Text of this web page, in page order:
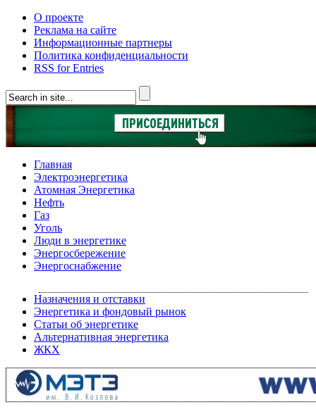
О проекте
Реклама на сайте
Информационные партнеры
Политика конфиденциальности
RSS for Entries
Главная
Электроэнергетика
Атомная Энергетика
Нефть
Газ
Уголь
Люди в энергетике
Энергосбережение
Энергоснабжение
Назначения и отставки
Энергетика и фондовый рынок
Статьи об энергетике
Альтернативная энергетика
ЖКХ